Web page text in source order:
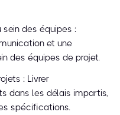
des équipes :
et une
des équipes de projet.
: Livrer
dans les délais impartis,
spécifications.